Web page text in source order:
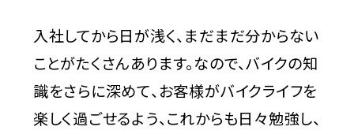
入社してから日が浅く、まだまだ分からない
ことがたくさんあります。なので、バイクの知
識をさらに深めて、お客様がバイクライフを
楽しく過ごせるよう、これからも日々勉強し、